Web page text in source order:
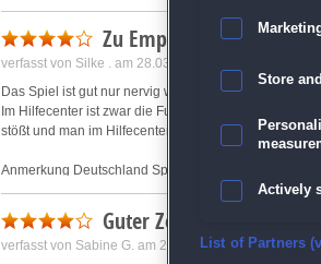
Zu Empfehlen
verfasst von Silke . am 28.03.2017 um 13:37
Das Spiel ist gut nur nervig war das ,obwohl der
Im Hilfecenter ist zwar die Funktionierende Version
stößt und man im Hilfecenter danach sucht.
Anmerkung Deutschland Spielt: Das Spiel sollte
aus, dass Sie Ihr Spiel kurz vor der Veröffentlichung
Guter Zeitverteib
verfasst von Sabine G. am 20.03.2017 um 10:31
Store
Actively
Ensure
List of Partners